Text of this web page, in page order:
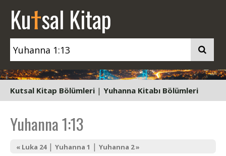
Kutsal Kitap
Kutsal Kitap Bölümleri | Yuhanna Kitabı Bölümleri
Yuhanna 1:13
« Luka 24| Yuhanna 1 | Yuhanna 2 »